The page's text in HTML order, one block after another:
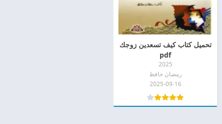
تحميل كتاب كيف تسعدين زوجك
pdf
2025
رمضان حافظ
2025-09-16